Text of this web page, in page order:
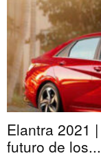
Elantra 2021
futuro de los...